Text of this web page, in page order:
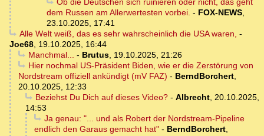
Ob die Deutschen sich ruinieren oder nicht, das geht
dem Russen am Allerwertesten vorbei. - FOX-NEWS,
23.10.2025, 17:41
Alle Welt weiß, das es sehr wahrscheinlich die USA waren, -
Joe68, 19.10.2025, 16:44
Manchmal... - Brutus, 19.10.2025, 21:26
Hier nochmal US-Präsident Biden, wie er die Zerstörung von
Nordstream offiziell ankündigt (mV FAZ) - BerndBorchert,
20.10.2025, 12:33
Beziehst Du Dich auf dieses Video?- Albrecht, 20.10.2025,
14:53
Ja genau: "... und als Robert der Nordstream-Pipeline
endlich den Garaus gemacht hat" - BerndBorchert,